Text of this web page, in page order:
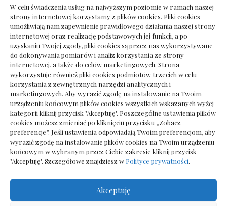
W celu świadczenia usług na najwyższym poziomie w ramach naszej
strony internetowej korzystamy z plików cookies. Pliki cookies
umożliwiają nam zapewnienie prawidłowego działania naszej strony
internetowej oraz realizację podstawowych jej funkcji, a po
uzyskaniu Twojej zgody, pliki cookies są przez nas wykorzystywane
do dokonywania pomiarów i analiz korzystania ze strony
internetowej, a także do celów marketingowych. Strona
wykorzystuje również pliki cookies podmiotów trzecich w celu
korzystania z zewnętrznych narzędzi analitycznych i
marketingowych. Aby wyrazić zgodę na instalowanie na Twoim
urządzeniu końcowym plików cookies wszystkich wskazanych wyżej
kategorii kliknij przycisk "Akceptuję". Poszczególne ustawienia plików
cookies możesz zmieniać po kliknięciu przycisku „Zobacz
preferencje”. Jeśli ustawienia odpowiadają Twoim preferencjom, aby
wyrazić zgodę na instalowanie plików cookies na Twoim urządzeniu
końcowym w wybranym przez Ciebie zakresie kliknij przycisk
"Akceptuję". Szczegółowe znajdziesz w Polityce prywatności.
Akceptuję
Deska podłogowa do salonu: jak wybrać bez
pośpiechu